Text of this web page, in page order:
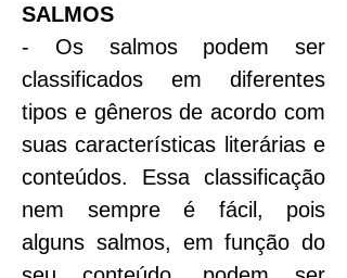
SALMOS
- Os salmos podem ser
classificados em diferentes
tipos e gêneros de acordo com
suas características literárias e
conteúdos. Essa classificação
nem sempre é fácil, pois
alguns salmos, em função do